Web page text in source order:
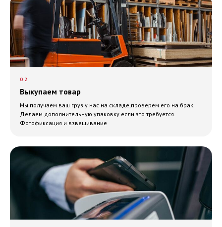
02
Выкупаем товар
Мы получаем ваш груз у нас на складе,проверем его на брак.
Делаем дополнительную упаковку если это требуется.
Фотофиксация и взвешивание